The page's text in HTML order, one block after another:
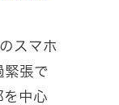
スマホ
緊張で
を中心